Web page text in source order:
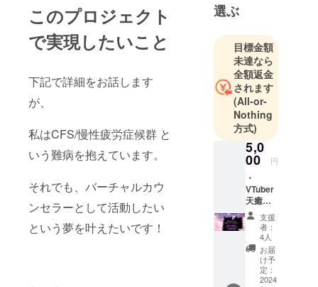
このプロジェクト
で実現したいこと
下記で詳細をお話します
が、
私はCFS/慢性疲労症候群 と
いう難病を抱えています。
それでも、バーチャルカウ
ンセラーとして活動したい
という夢を叶えたいです！
選ぶ
目標金額
未達なら
全額返金
されます
(All-or-
Nothing
方式)
5,0
00 円
️・
VTuber
天癒み
るく・
天癒こ
こなの2
ショッ
ト限定
グッズ
の配布
支援
者：
4人
お届
け予
定：
2024